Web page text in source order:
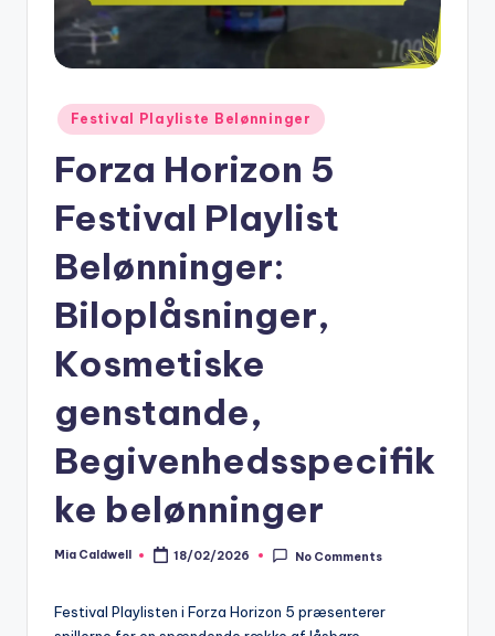
Posted
in
Festival Playliste Belønninger
Forza Horizon 5
Festival Playlist
Belønninger:
Biloplåsninger,
Kosmetiske
genstande,
Begivenhedsspecifik
ke belønninger
Posted
Mia Caldwell 18/02/2026 No Comments
Festival Playlisten i Forza Horizon 5 præsenterer